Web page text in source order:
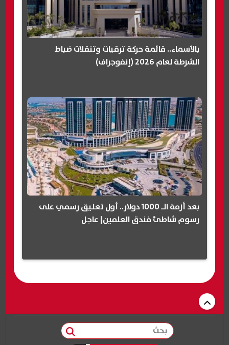
بالأسماء.. قائمة حركة ترقيات وتنقلات ضباط
الشرطة لعام 2026 (إنفوجراف)
بعد أزمة الـ 1000 دولار.. أول تعليق رسمي على
رسوم شاطئ فندق العلمين| عاجل
بحث